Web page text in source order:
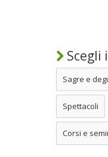
Scegli
Sagre e
Spettacoli
Corsi e